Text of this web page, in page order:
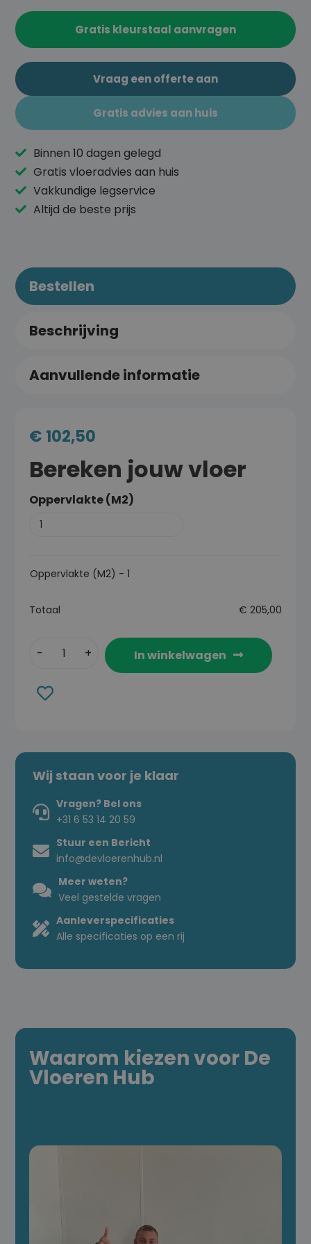
Gratis kleurstaal aanvragen
Vraag een offerte aan
Gratis advies aan huis
Binnen 10 dagen gelegd
Gratis vloeradvies aan huis
Vakkundige legservice
Altijd de beste prijs
Bestellen
Beschrijving
Aanvullende informatie
€ 102,50
Bereken jouw vloer
Oppervlakte (M2)
Oppervlakte (M2) -1
Totaal € 205,00
In winkelwagen
Wij staan voor je klaar
Vragen? Bel ons
+31 6 53 14 20 59
Stuur een Bericht
info@devloerenhub.nl
Meer weten?
Veel gestelde vragen
Aanleverspecificaties
Alle specificaties op een rij
Waarom kiezen voor De
Vloeren Hub